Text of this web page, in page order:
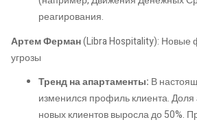
реагирования.
Артем Ферман(Libra Hospitality):
угрозы
Тренд на апартаменты: В
изменился профиль клиента.
новых клиентов выросла до 50%.